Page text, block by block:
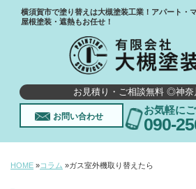
横須賀市で塗り替えは大槻塗装工業！アパート・
屋根塗装・遮熱もお任せ！
お見積り・ご相談無料 ◎神奈
お問い合わせ
お気軽に
090-
HOME »コラム »ガス室外機取り替えたら